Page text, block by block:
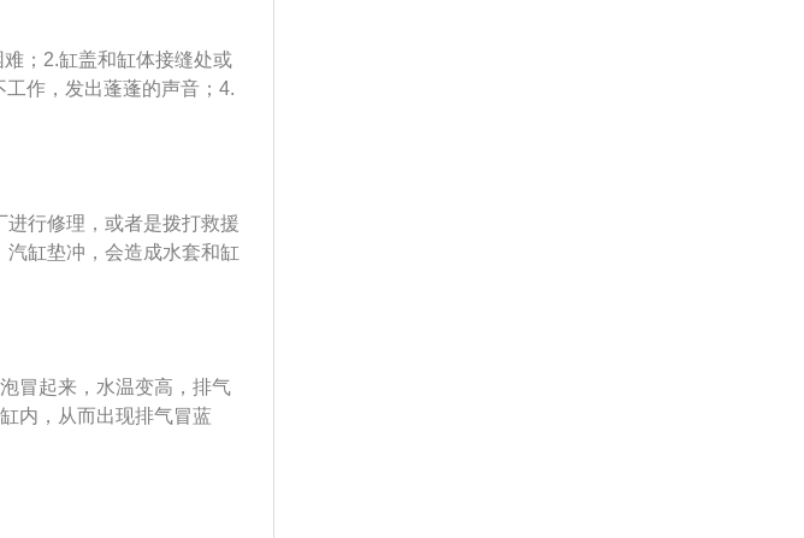
，发动机异常高温，工作
车启动后，打开水箱盖观
向外窜水或喷水的现象，
体结合处涂抹肥皂水，哪
维修或更换漏气位置。如
这一般是气缸垫被冲坏后
声。启动发动机，观察是
损。汽缸垫装于缸盖与缸
击性故障。冲缸垫的解决
害之后需要立即更换。
；2.缸盖和缸体接缝处或
作，发出蓬蓬的声音；4.
表层有油珠。机油呈乳白
就是密封垫子破损失去了
破损处冲了出来。气缸床
床失去了密封作用。如果
后，还会出现发动机进水的
更换全新的汽缸垫。汽缸
油底壳组成的。
行修理，或者是拨打救援
缸垫冲，会造成水套和缸
会进入到水套。一方面水
气泡冒起来，水温变高，
入缸内，从而出现排气冒
加速性能，严重时有敲缸
。
冒起来，水温变高，排气
内，从而出现排气冒蓝
速性能，严重时有敲缸的
是汽车的心脏，决定着汽
据动力来源不同，汽车发